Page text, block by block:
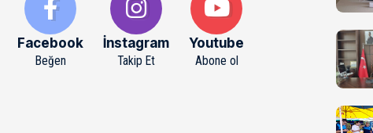
Facebook
Beğen
İnstagram
Takip Et
Youtube
Abone ol